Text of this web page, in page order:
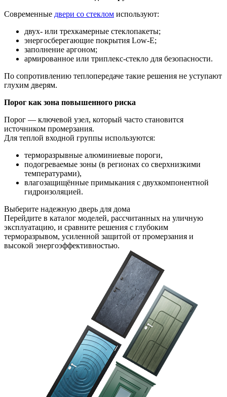
Современные двери со стеклом используют:
двух- или трехкамерные стеклопакеты;
энергосберегающие покрытия Low-E;
заполнение аргоном;
армированное или триплекс-стекло для безопасности.
По сопротивлению теплопередаче такие решения не уступают
глухим дверям.
Порог как зона повышенного риска
Порог — ключевой узел, который часто становится
источником промерзания.
Для теплой входной группы используются:
терморазрывные алюминиевые пороги,
подогреваемые зоны (в регионах со сверхнизкими
температурами),
влагозащищённые примыкания с двухкомпонентной
гидроизоляцией.
Выберите надежную дверь для дома
Перейдите в каталог моделей, рассчитанных на уличную
эксплуатацию, и сравните решения с глубоким
терморазрывом, усиленной защитой от промерзания и
высокой энергоэффективностью.